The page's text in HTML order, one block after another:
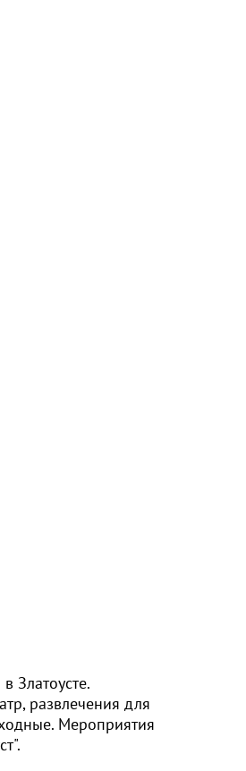
Златоусте.
развлечения для
Мероприятия